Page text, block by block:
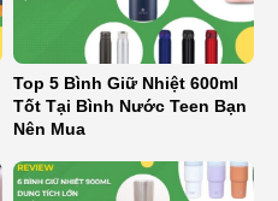
Top 5 Bình Giữ Nhiệt 600ml
Tốt Tại Bình Nước Teen Bạn
Nên Mua